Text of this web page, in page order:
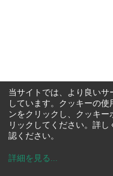
当サイトでは、より良いサ
しています。クッキーの
ンをクリックし、クッキ
リックしてください。詳し
認ください。
詳細を見る ...